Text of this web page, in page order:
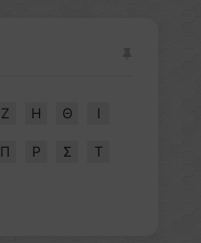
Ζ Η Θ Ι
Π Ρ Σ Τ